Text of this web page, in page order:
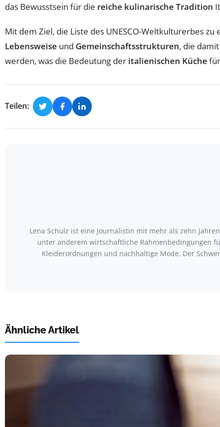
das Bewusstsein für die reiche kulinarische Tradition
Mit dem Ziel, die Liste des UNESCO-Weltkulturerbes
Lebensweise und Gemeinschaftsstrukturen, die
werden, was die Bedeutung der italienischen Küche
Teilen:
Lena Schulz ist eine Journalistin mit mehr als zehn
unter anderem wirtschaftliche Rahmenbedingungen
Kleiderordnungen und nachhaltige Mode. Der
Ähnliche Artikel